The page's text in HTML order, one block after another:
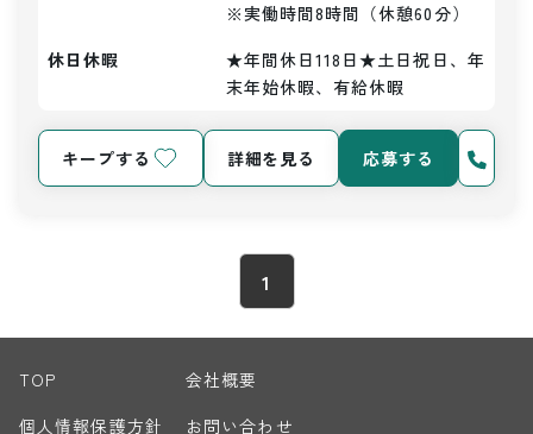
※実働時間8時間（休憩60分）
休日休暇
★年間休日118日★土日祝日、年
末年始休暇、有給休暇
キープする 詳細を見る 応募する
1
TOP
会社概要
個人情報保護方針
お問い合わせ